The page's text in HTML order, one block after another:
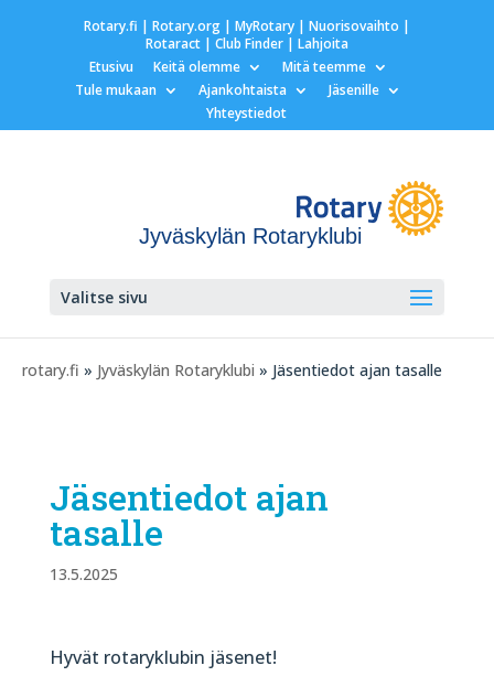
Rotary.fi | Rotary.org| MyRotary | Nuorisovaihto |
Rotaract| Club Finder| Lahjoita
Etusivu
Keitä olemme
Mitä teemme
Tule mukaan
Ajankohtaista
Jäsenille
Yhteystiedot
Jyväskylän Rotaryklubi
Valitse sivu
rotary.fi » Jyväskylän Rotaryklubi » Jäsentiedot ajan tasalle
Jäsentiedot ajan
tasalle
13.5.2025
Hyvät rotaryklubin jäsenet!